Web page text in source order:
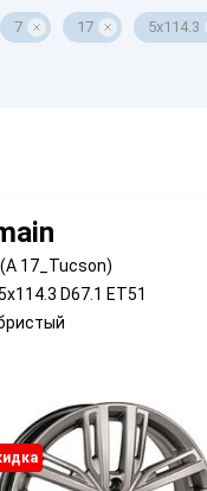
7 17 5x114.3
17_Tucson)
D67.1 ET51